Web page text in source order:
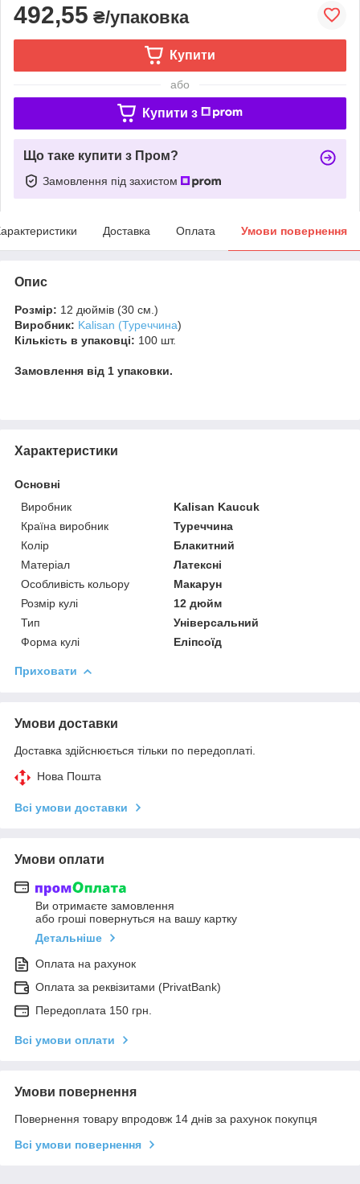
492,55 ₴/упаковка
Купити
або
Купити з
Що таке купити з Пром?
Замовлення під захистом
Доставка Оплата Умови повернення
Опис
Розмір: 12 дюймів (30 см.)
Виробник: Kalisan (Туреччина)
Кількість в упаковці: 100 шт.
Замовлення від 1 упаковки.
Характеристики
Основні
Виробник
Kalisan Kaucuk
Країна виробник
Туреччина
Колір
Блакитний
Матеріал
Латексні
Особливість кольору
Макарун
Розмір кулі
12 дюйм
Тип
Універсальний
Форма кулі
Еліпсоїд
Приховати
Умови доставки
Доставка здійснюється тільки по передоплаті.
Нова Пошта
Всі умови доставки
Умови оплати
Ви отримаєте замовлення
або гроші повернуться на вашу картку
Детальніше
Оплата на рахунок
Оплата за реквізитами (PrivatBank)
Передоплата 150 грн.
Всі умови оплати
Умови повернення
Повернення товару впродовж 14 днів за рахунок покупця
Всі умови повернення